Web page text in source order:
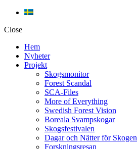
Close
Hem
Nyheter
Projekt
Skogsmonitor
Forest Scandal
SCA-Files
More of Everything
Swedish Forest Vision
Boreala Svampskogar
Skogsfestivalen
Dagar och Nätter för Skogen
Forskningsresan